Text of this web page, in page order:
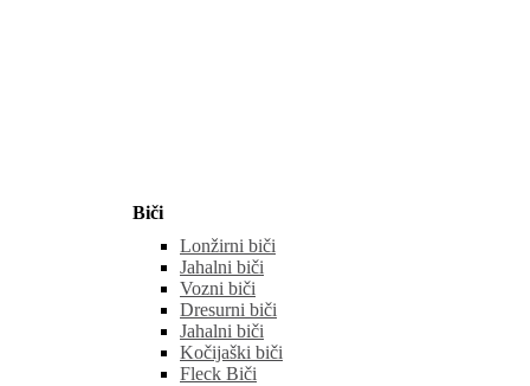
Biči
Lonžirni biči
Jahalni biči
Vozni biči
Dresurni biči
Jahalni biči
Kočijaški biči
Fleck Biči